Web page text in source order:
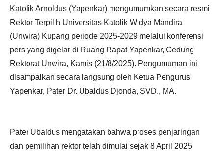
Katolik Arnoldus (Yapenkar) mengumumkan secara resmi
Rektor Terpilih Universitas Katolik Widya Mandira
(Unwira) Kupang periode 2025-2029 melalui konferensi
pers yang digelar di Ruang Rapat Yapenkar, Gedung
Rektorat Unwira, Kamis (21/8/2025). Pengumuman ini
disampaikan secara langsung oleh Ketua Pengurus
Yapenkar, Pater Dr. Ubaldus Djonda, SVD., MA.
Pater Ubaldus mengatakan bahwa proses penjaringan
dan pemilihan rektor telah dimulai sejak 8 April 2025